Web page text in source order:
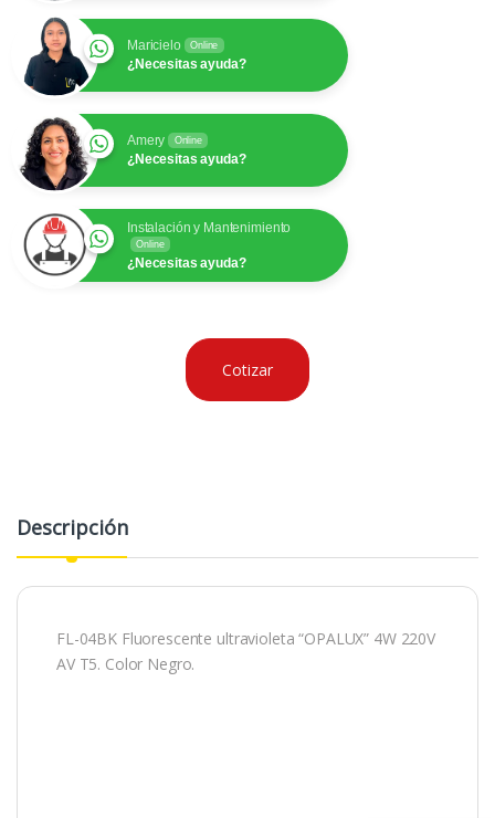
Maricielo Online
¿Necesitas ayuda?
Amery Online
¿Necesitas ayuda?
Instalación y Mantenimiento
Online
¿Necesitas ayuda?
Cotizar
Descripción
FL-04BK Fluorescente ultravioleta “OPALUX” 4W 220V
AV T5. Color Negro.